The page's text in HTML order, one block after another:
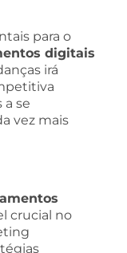
para o
digitais
irá
se
vez mais
crucial no